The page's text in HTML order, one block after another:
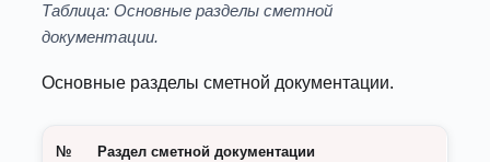
Таблица: Основные разделы сметной
документации.
Основные разделы сметной документации.
№ Раздел сметной документации